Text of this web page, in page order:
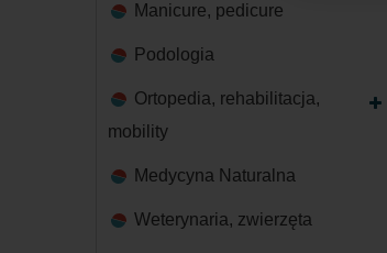
Manicure, pedicure
Podologia
Ortopedia, rehabilitacja,
mobility
Medycyna Naturalna
Weterynaria, zwierzęta